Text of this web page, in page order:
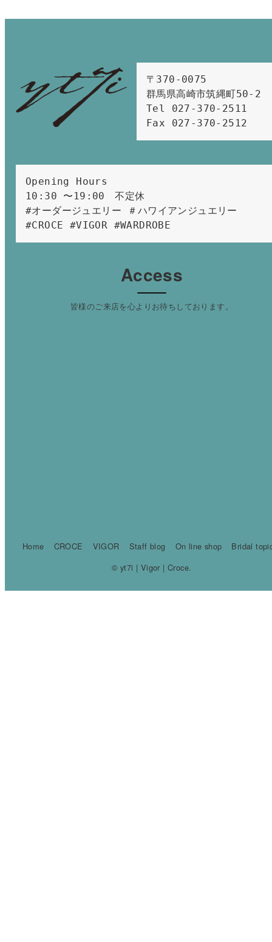
〒370-0075
群馬県高崎市筑縄町50-2
Tel 027-370-2511
Fax 027-370-2512
Opening Hours
10:30 〜19:00　不定休
#オーダージュエリー ＃ハワイアンジュエリー
#CROCE #VIGOR #WARDROBE
Access
皆様のご来店を心よりお待ちしております。
Home CROCE VIGOR Staff blog On line shop
Bridal
© yt7i | Vigor | Croce.